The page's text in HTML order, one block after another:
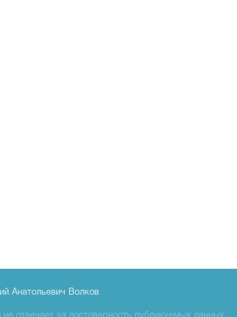
Анатольевич Волков
отвечает за достоверность публикуемых данных.